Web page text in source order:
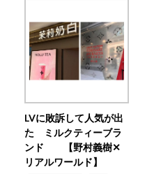
LVに敗訴して人気が出
た ミルクティーブラ
ンド 【野村義樹✕
リアルワールド】